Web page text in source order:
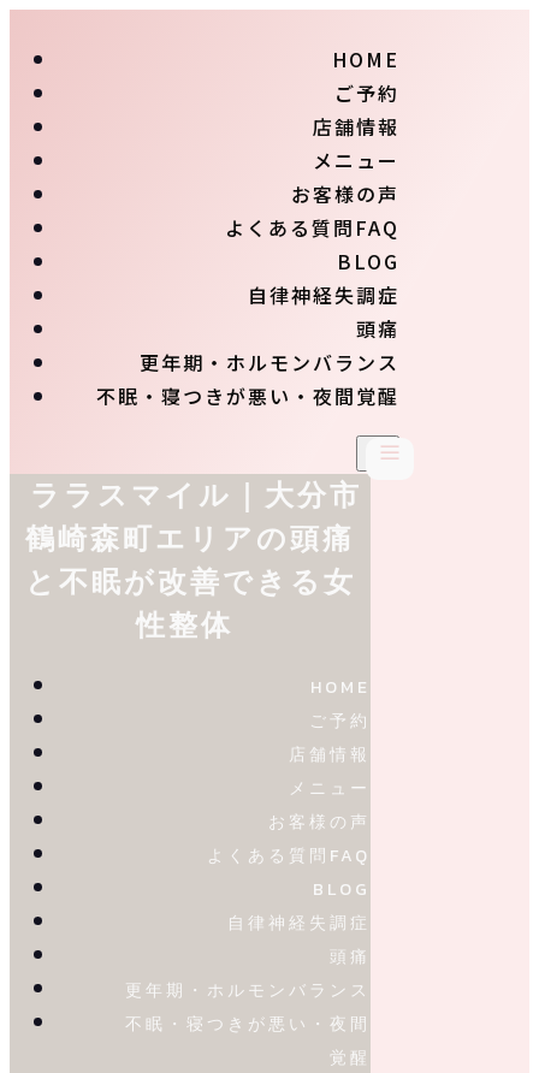
HOME
ご予約
店舗情報
メニュー
お客様の声
よくある質問FAQ
BLOG
自律神経失調症
頭痛
更年期・ホルモンバランス
不眠・寝つきが悪い・夜間覚醒
ララスマイル｜大分市
鶴崎森町エリアの頭痛
と不眠が改善できる女
性整体
HOME
ご予約
店舗情報
メニュー
お客様の声
よくある質問FAQ
BLOG
自律神経失調症
頭痛
更年期・ホルモンバランス
不眠・寝つきが悪い・夜間
覚醒